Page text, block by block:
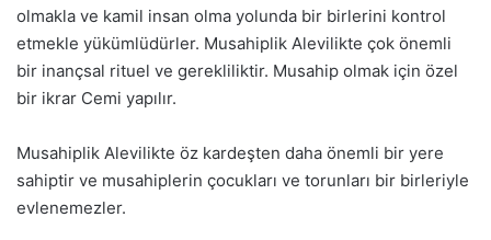
olmakla ve kamil insan olma yolunda bir birlerini kontrol
etmekle yükümlüdürler. Musahiplik Alevilikte çok önemli
bir inançsal rituel ve gerekliliktir. Musahip olmak için özel
bir ikrar Cemi yapılır.
Musahiplik Alevilikte öz kardeşten daha önemli bir yere
sahiptir ve musahiplerin çocukları ve torunları bir birleriyle
evlenemezler.